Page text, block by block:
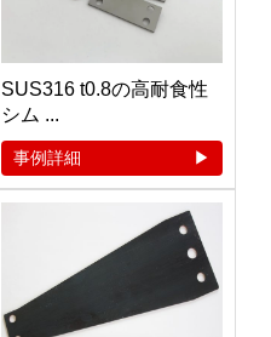
SUS316 t0.8の高耐食性
シム ...
事例詳細